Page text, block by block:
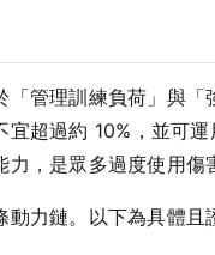
管理訓練負荷」與
超過約 10%，並可
，是眾多過度使用傷
力鏈。以下為具體且